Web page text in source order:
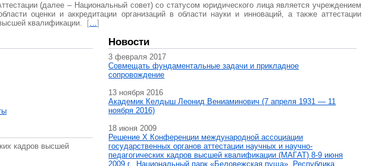
(далее – Национальный совет) со статусом юридического лица является учреждением
оценки и аккредитации организаций в области науки и инноваций, а также аттестации
квалификации.
[…]
кадров высшей
Новости
3 февраля 2017
Совмещать фундаментальные задачи и прикладное
сопровождение
13 ноября 2016
Академик Келдыш Леонид Вениаминович (7 апреля 1931 — 11
ноября 2016)
18 июня 2009
Решение X Конференции международной ассоциации
государственных органов аттестации научных и научно-
педагогических кадров высшей квалификации (МАГAT) 8-9 июня
2009 г., Национальный парк «Беловежская пуща», Республика